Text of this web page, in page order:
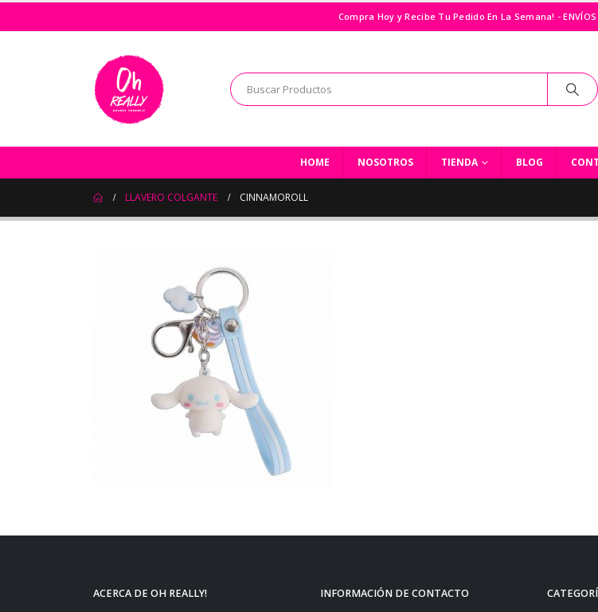
Compra Hoy y Recibe Tu Pedido En La Semana! - ENVÍOS
HOME NOSOTROS TIENDA BLOG
LLAVERO COLGANTE CINNAMOROLL
ACERCA DE OH REALLY! INFORMACIÓN DE CONTACTO